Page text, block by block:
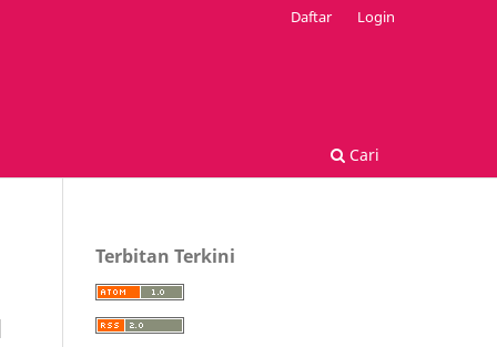
Cari
Daftar Login
Terbitan Terkini